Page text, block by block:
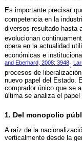
Es importante precisar
competencia en la
diversos resultado hasta
evolucionan
opera en la actualidad
económicas e
and Eberhard, 2008: 3948;
procesos de
nuevo papel del Estado.
comprador único que se
última se analiza el papel
1. Del monopolio
A raíz de la
verticalmente desde la